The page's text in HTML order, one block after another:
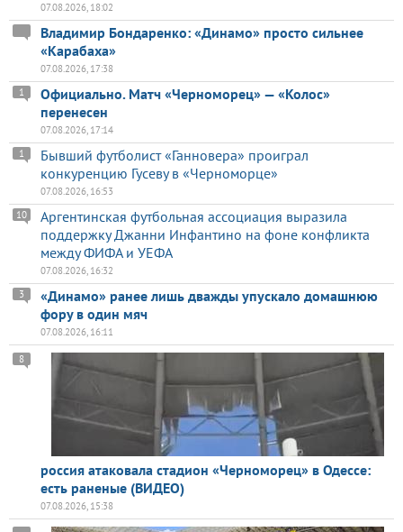
07.08.2026, 18:02
Владимир Бондаренко: «Динамо» просто сильнее
«Карабаха»
07.08.2026, 17:38
Официально. Матч «Черноморец» — «Колос»
перенесен
1
07.08.2026, 17:14
Бывший футболист «Ганновера» проиграл
конкуренцию Гусеву в «Черноморце»
1
07.08.2026, 16:53
Аргентинская футбольная ассоциация выразила
поддержку Джанни Инфантино на фоне конфликта
между ФИФА и УЕФА
10
07.08.2026, 16:32
«Динамо» ранее лишь дважды упускало домашнюю
фору в один мяч
3
07.08.2026, 16:11
россия атаковала стадион «Черноморец» в Одессе:
есть раненые (ВИДЕО)
8
07.08.2026, 15:38